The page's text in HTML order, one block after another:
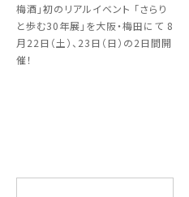
梅酒」初のリアルイベント 「さらり
と歩む30年展」を大阪・梅田にて 8
月22日（土）、23日（日）の2日間開
催！